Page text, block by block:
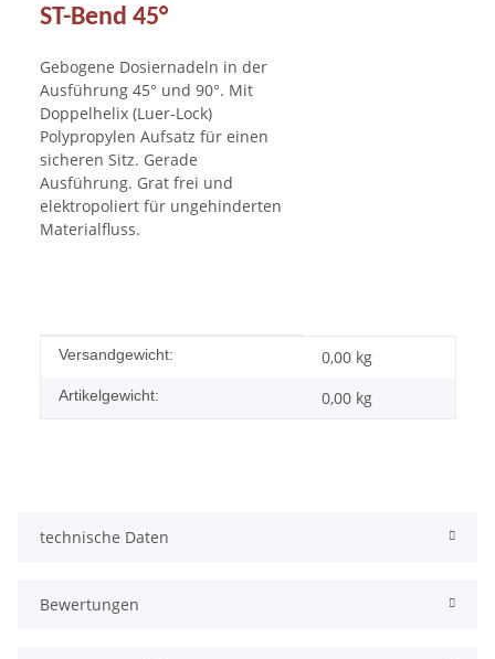
ST-Bend 45°
Gebogene Dosiernadeln in der
Ausführung 45° und 90°. Mit
Doppelhelix (Luer-Lock)
Polypropylen Aufsatz für einen
sicheren Sitz. Gerade
Ausführung. Grat frei und
elektropoliert für ungehinderten
Materialfluss.
Produkteigenschaft
Wert
Versandgewicht: 0,00 kg
Artikelgewicht: 0,00 kg
technische Daten
Bewertungen